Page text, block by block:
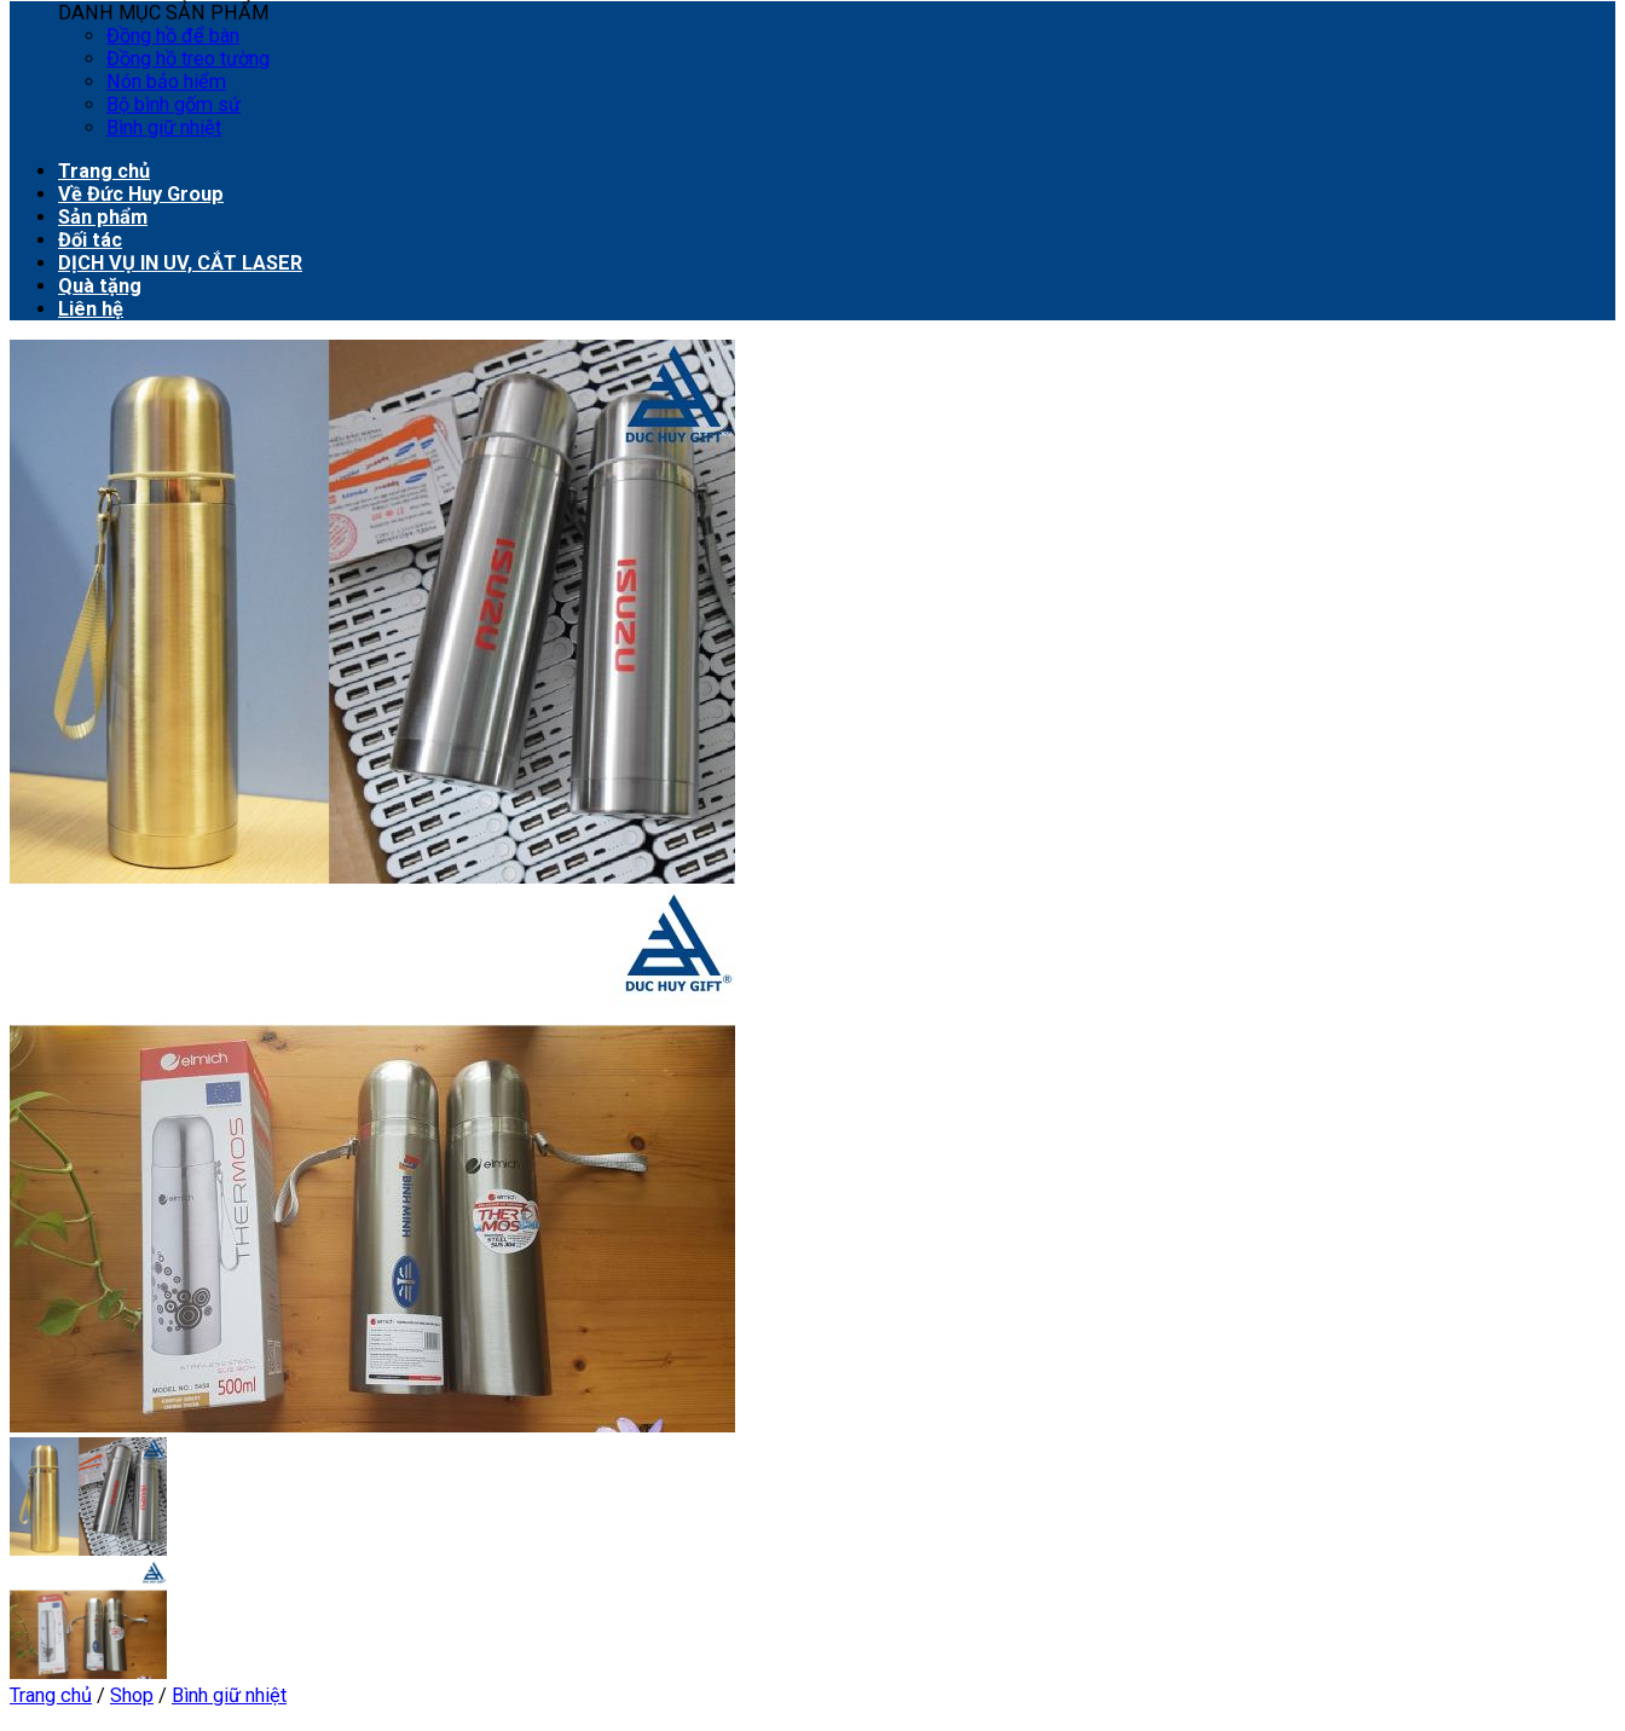
DANH MỤC SẢN PHẨM
Đồng hồ để bàn
Đồng hồ treo tường
Nón bảo hiểm
Bộ bình gốm sứ
Bình giữ nhiệt
Trang chủ
Về Đức Huy Group
Sản phẩm
Đối tác
DỊCH VỤ IN UV, CẮT LASER
Quà tặng
Liên hệ
Trang chủ / Shop / Bình giữ nhiệt